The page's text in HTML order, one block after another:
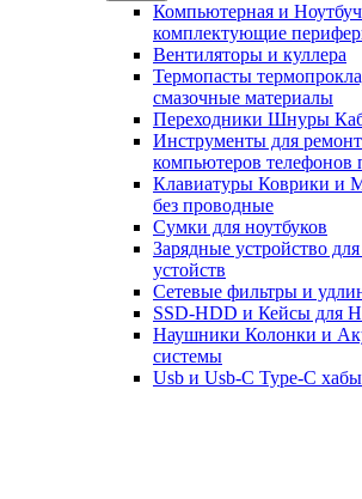
Компьютерная и
комплектующие
Вентиляторы и куллера
Термопасты
смазочные материалы
Переходники Шнуры
Инструменты для
компьютеров телефонов
Клавиатуры Коврики и
без проводные
Сумки для ноутбуков
Зарядные устройство
устойств
Сетевые фильтры и
SSD-HDD и Кейсы для
Наушники Колонки и
системы
Usb и Usb-C Type-C хабы